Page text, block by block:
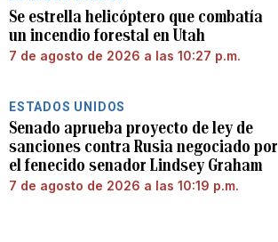
Se estrella helicóptero que combatía
un incendio forestal en Utah
7 de agosto de 2026 a las 10:27 p.m.
ESTADOS UNIDOS
Senado aprueba proyecto de ley de
sanciones contra Rusia negociado por
el fenecido senador Lindsey Graham
7 de agosto de 2026 a las 10:19 p.m.